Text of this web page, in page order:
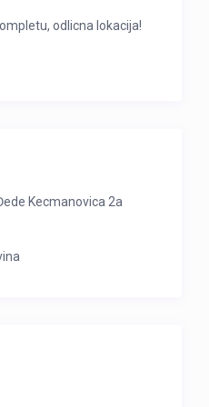
odlicna lokacija!
Kecmanovica 2a